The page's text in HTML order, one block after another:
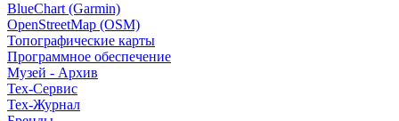
BlueChart (Garmin)
OpenStreetMap (OSM)
Топографические карты
Программное обеспечение
Музей - Архив
Tex-Сервис
Тех-Журнал